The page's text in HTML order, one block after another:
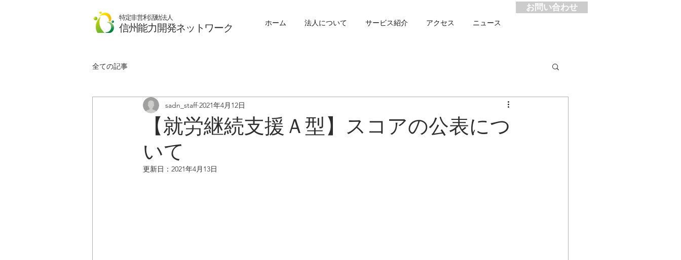
お問い合わせ
ホーム 法人について サービス紹介 アクセス ニュース
特定非営利活動法人
​信州能力開発ネットワーク
全ての記事
【就労継続支援Ａ型】スコアの公表につ
いて
sadn_staff 2021年4月12日
更新日： 2021年4月13日